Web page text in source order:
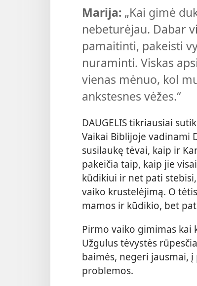
Marija: „Kai gimė
nebeturėjau. Dabar
pamaitinti, pakeisti
nuraminti. Viskas
vienas mėnuo, kol
ankstesnes vėžes.“
DAUGELIS tikriausiai
Vaikai Biblijoje vadinami
susilaukę tėvai, kaip ir
pakeičia taip, kaip jie
kūdikiui ir net pati
vaiko krustelėjimą. O
mamos ir kūdikio, bet
Pirmo vaiko gimimas kai
Užgulus tėvystės
baimės, negeri jausmai,
problemos.